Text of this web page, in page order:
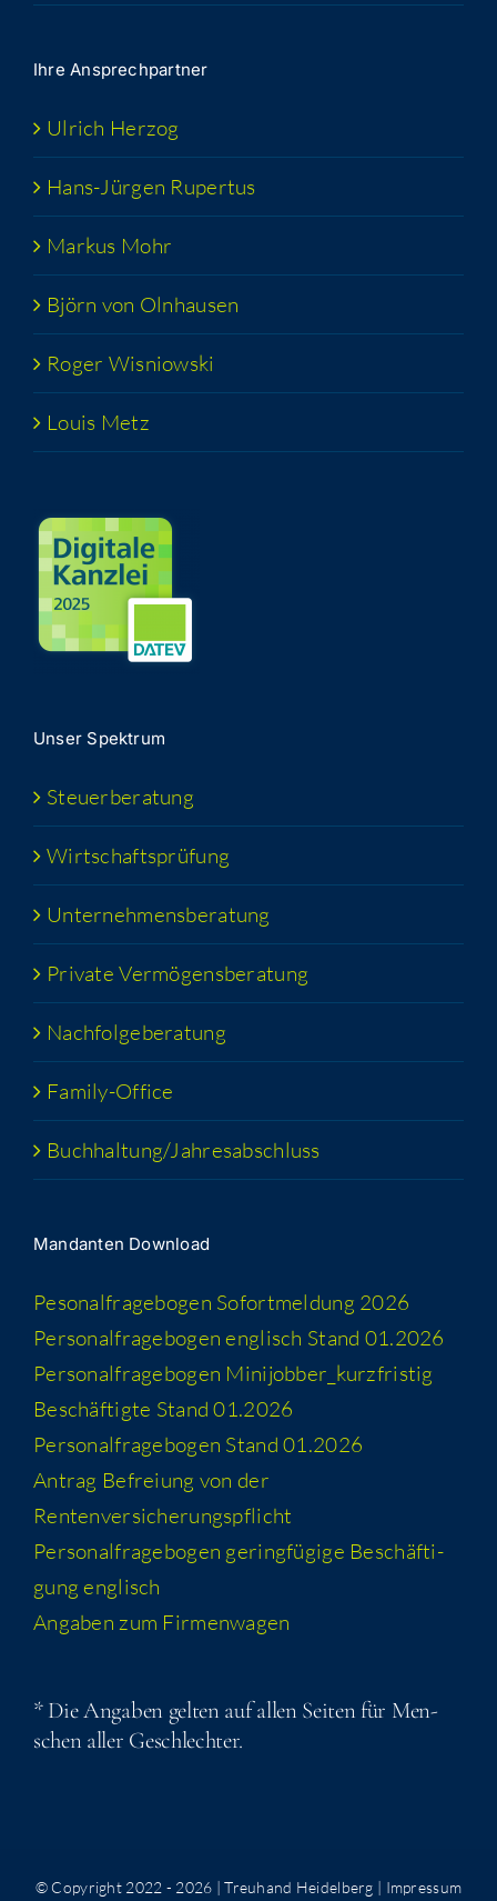
Ihre Ansprech­part­ner
Ulrich Her­zog
Hans-Jür­­gen Rupertus
Mar­kus Mohr
Björn von Olnhausen
Roger Wis­niow­ski
Lou­is Metz
Unser Spek­trum
Steu­er­be­ra­tung
Wirt­schafts­prü­fung
Unter­neh­mens­be­ra­tung
Pri­va­te Vermögensberatung
Nach­fol­ge­be­ra­tung
Fami­­ly-Office
Buchhaltung/​​Jahresabschluss
Man­dan­ten Download
Peso­nal­fra­ge­bo­gen Sofort­mel­dung 2026
Per­so­nal­fra­ge­bo­gen eng­lisch Stand 01.2026
Per­so­nal­fra­ge­bo­gen Minijobber_​kurzfristig
Beschäf­tig­te Stand 01.2026
Per­so­nal­fra­ge­bo­gen Stand 01.2026
Antrag Befrei­ung von der
Rentenversicherungspflicht
Per­so­nal­fra­ge­bo­gen gering­fü­gi­ge Beschäf­ti­
gung englisch
Anga­ben zum Firmenwagen
* Die Anga­ben gel­ten auf allen Sei­ten für Men­
schen aller Geschlechter.
© Copyright 2022 - 2026 | Treuhand Heidelberg | Impressum